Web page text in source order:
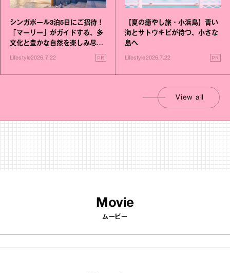
シンガポール3泊5日にご招待！
「マーリー」がガイドする、多
文化と豊かな自然を楽しみ尽く
Lifestyle2026.7.22 PR
【夏の癒やし旅・小浜島】青い
海とサトウキビが待つ、小さな
島へ
Lifestyle2026.7.22 PR
View all
Movie
ムービー